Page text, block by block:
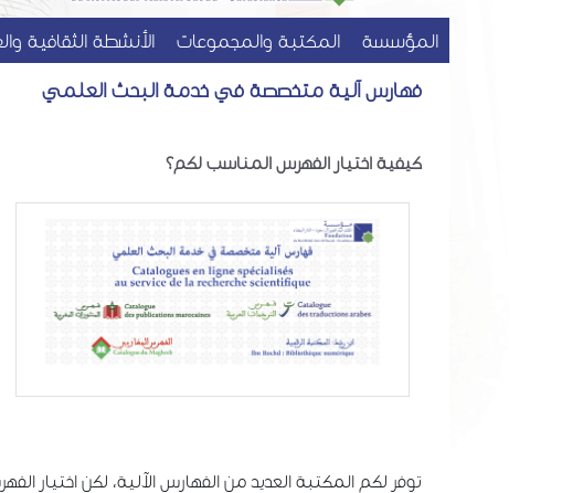
المؤسسة المكتبة والمجموعات الأنشطة الثقافية
فهارس آلية متخصصة في خدمة البحث العلمي
كيفية اختيار الفهرس المناسب لكم؟
توفر لكم المكتبة العديد من الفهارس الآلية، لكن